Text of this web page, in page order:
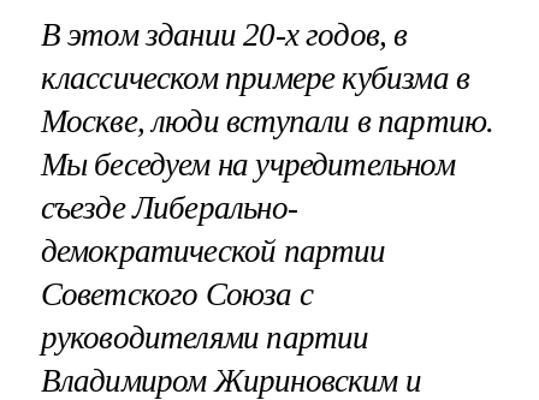
В этом здании 20-х годов, в
классическом примере кубизма в
Москве, люди вступали в партию.
Мы беседуем на учредительном
съезде Либерально-
демократической партии
Советского Союза с
руководителями партии
Владимиром Жириновским и